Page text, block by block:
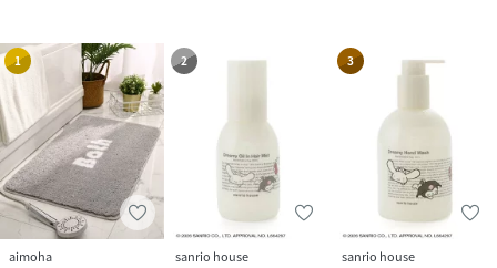
1
aimoha
2
sanrio house
3
sanrio house